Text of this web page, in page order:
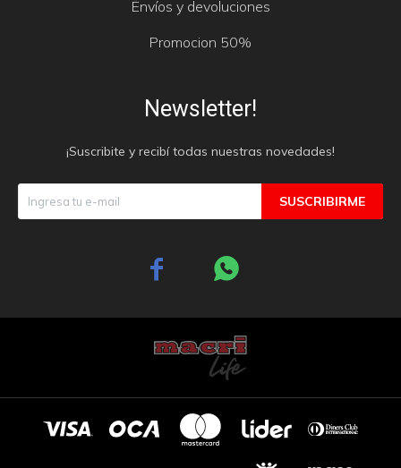
Envíos y devoluciones
Promocion 50%
Newsletter!
¡Suscribite y recibí todas nuestras novedades!
SUSCRIBIRME
 